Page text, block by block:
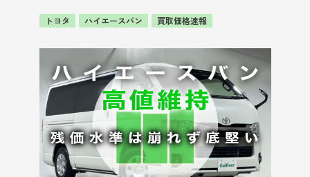
トヨタ ハイエースバン 買取価格速報